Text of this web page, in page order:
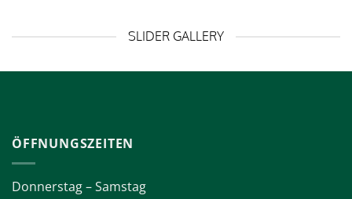
SLIDER GALLERY
ÖFFNUNGSZEITEN
Donnerstag – Samstag